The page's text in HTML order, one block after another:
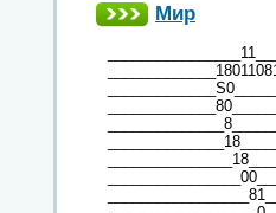
Мир